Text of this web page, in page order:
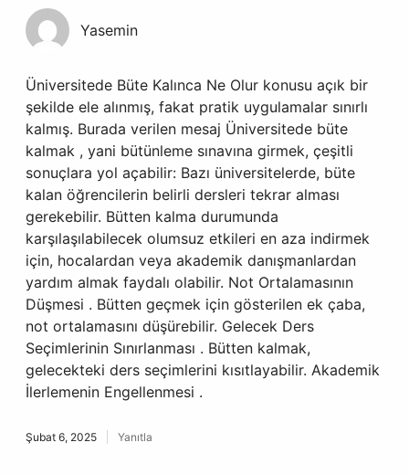
Yasemin
Üniversitede Büte Kalınca Ne Olur konusu açık bir
şekilde ele alınmış, fakat pratik uygulamalar sınırlı
kalmış. Burada verilen mesaj Üniversitede büte
kalmak , yani bütünleme sınavına girmek, çeşitli
sonuçlara yol açabilir: Bazı üniversitelerde, büte
kalan öğrencilerin belirli dersleri tekrar alması
gerekebilir. Bütten kalma durumunda
karşılaşılabilecek olumsuz etkileri en aza indirmek
için, hocalardan veya akademik danışmanlardan
yardım almak faydalı olabilir. Not Ortalamasının
Düşmesi . Bütten geçmek için gösterilen ek çaba,
not ortalamasını düşürebilir. Gelecek Ders
Seçimlerinin Sınırlanması . Bütten kalmak,
gelecekteki ders seçimlerini kısıtlayabilir. Akademik
İlerlemenin Engellenmesi .
Şubat 6, 2025 Yanıtla